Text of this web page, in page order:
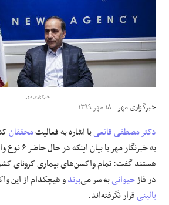
اجتماعی
حوادث
فرهنگی و هنری
مقالات
خبرگزاری مهر
خبرگزاری مهر- ۱۸ مهر ۱۳۹۹
دکترمصطفیقانعیبا اشاره به فعالیتمحققان
به خبرنگار مهر با بیان اینکهدر حال حاضر
هستند گفت: تمام واکسن‌های بیماریکرونای
در فازحیوانیبه سر می‌برندو هیچکدام از این
بالینیقرار نگرفته‌اند.